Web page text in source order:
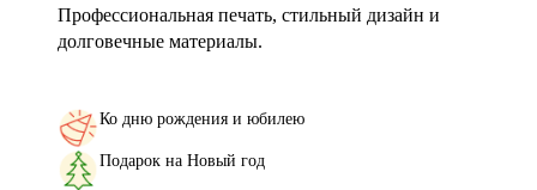
Профессиональная печать, стильный дизайн и
долговечные материалы.
Ко дню рождения и юбилею
Подарок на Новый год